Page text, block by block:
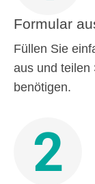
Formular
Füllen Sie
aus und teilen
benötigen.
2